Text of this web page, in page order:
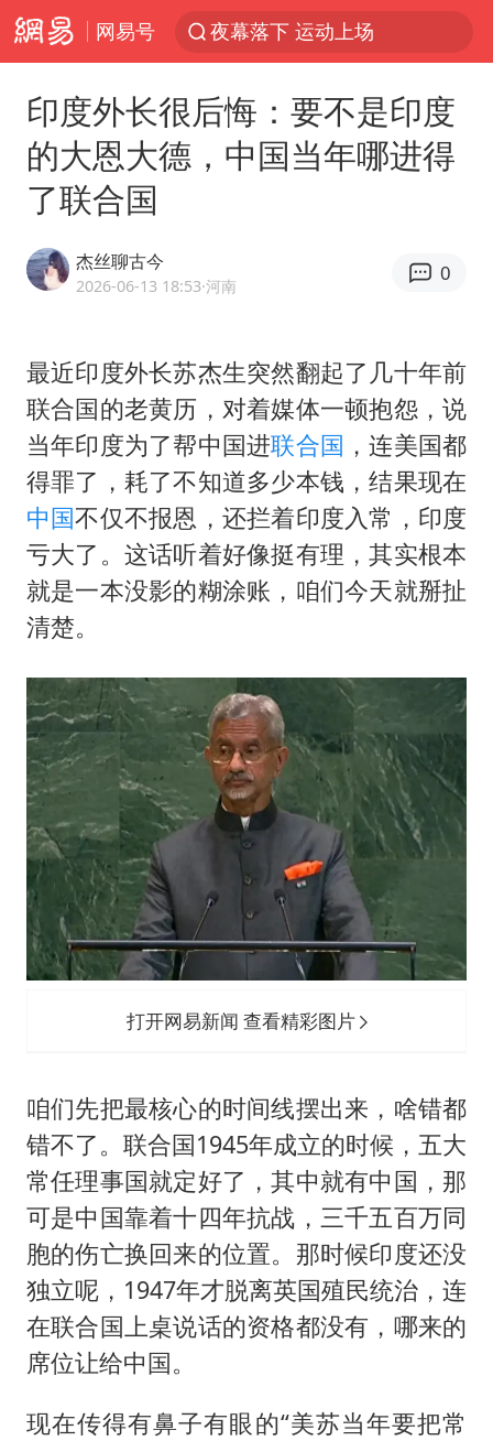
网易号
夜幕落下 运动上场
泸溪河：桃酥吃出金属牙冠视频不实
27岁女子组织卖淫集团被悬赏通缉
改名后的“青海拉面”店
公司“上四休三”但要降薪1000元
泰高官回应中国人在泰遭歧视：全面调查
四川宜宾市高县发生4.9级地震
女子开一天一夜空调后二氧化碳中毒
男子杀人后逃进深山21年活得像野人
985博士后被曝在妻子孕期出轨后续
OpenAI为免费用户升级GPT-5.6 Luna
如何把百年大党建设得更加坚强有力？
印度外长很后悔：要不是印度
的大恩大德，中国当年哪进得
了联合国
杰丝聊古今
2026-06-13 18:53·河南
0
最近印度外长苏杰生突然翻起了几十年前
联合国的老黄历，对着媒体一顿抱怨，说
当年印度为了帮中国进联合国 ，连美国都
得罪了，耗了不知道多少本钱，结果现在
中国不仅不报恩，还拦着印度入常，印度
亏大了。这话听着好像挺有理，其实根本
就是一本没影的糊涂账，咱们今天就掰扯
清楚。
打开网易新闻 查看精彩图片
咱们先把最核心的时间线摆出来，啥错都
错不了。联合国1945年成立的时候，五大
常任理事国就定好了，其中就有中国，那
可是中国靠着十四年抗战，三千五百万同
胞的伤亡换回来的位置。那时候印度还没
独立呢，1947年才脱离英国殖民统治，连
在联合国上桌说话的资格都没有，哪来的
席位让给中国。
现在传得有鼻子有眼的“美苏当年要把常